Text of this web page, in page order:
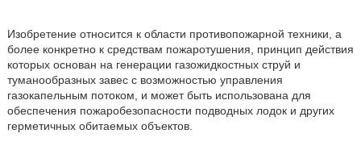
Изобретение относится к области противопожарной техники, а
более конкретно к средствам пожаротушения, принцип действия
которых основан на генерации газожидкостных струй и
туманообразных завес с возможностью управления
газокапельным потоком, и может быть использована для
обеспечения пожаробезопасности подводных лодок и других
герметичных обитаемых объектов.